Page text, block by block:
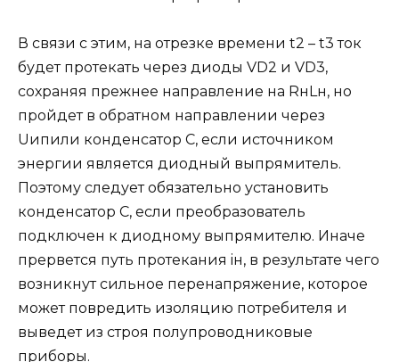
В связи с этим, на отрезке времени t2 – t3 ток
будет протекать через диоды VD2 и VD3,
сохраняя прежнее направление на RнLн, но
пройдет в обратном направлении через
Uипили конденсатор C, если источником
энергии является диодный выпрямитель.
Поэтому следует обязательно установить
конденсатор C, если преобразователь
подключен к диодному выпрямителю. Иначе
прервется путь протекания iн, в результате чего
возникнут сильное перенапряжение, которое
может повредить изоляцию потребителя и
выведет из строя полупроводниковые
приборы.